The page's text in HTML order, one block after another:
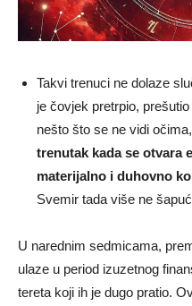
Takvi trenuci ne dolaze
je čovjek pretrpio,
nešto što se ne vidi
trenutak kada se otvara
materijalno i duhovno
Svemir tada više ne
U narednim sedmicama,
ulaze u period izuzetnog
tereta koji ih je dugo pratio.